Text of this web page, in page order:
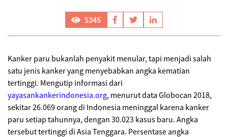
5345
Kanker paru bukanlah penyakit menular, tapi menjadi salah
satu jenis kanker yang menyebabkan angka kematian
tertinggi. Mengutip informasi dari
yayasankankerindonesia.org, menurut data Globocan 2018,
sekitar 26.069 orang di Indonesia meninggal karena kanker
paru setiap tahunnya, dengan 30.023 kasus baru. Angka
tersebut tertinggi di Asia Tenggara. Persentase angka